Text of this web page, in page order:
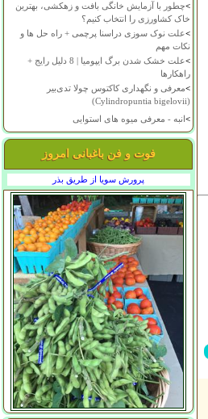
>چطور با آزمایش خانگی بافت و زهکشی، بهترین
خاک کشاورزی را انتخاب کنیم؟
>علت نوک سوزی دراسنا پرچمی + راه حل ها و
نکات مهم
>
علت خشک شدن برگ ایپومیا | 8 دلیل رایج +
راهکارها
>معرفی و نگهداری کاکتوس چولا تدی‌بیر
(Cylindropuntia bigelovii)
>انبه - معرفی میوه های استوایی
فوت و فن باغبانی امروز
پرورش سویا از طریق بذر